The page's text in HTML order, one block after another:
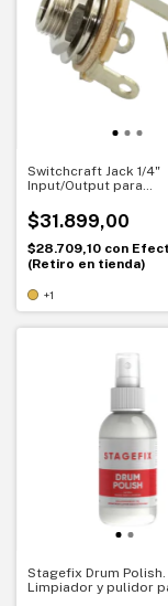
Switchcraft Jack 1/4"
Input/Output para
$31.899,00
$28.709,10 con
(Retiro en tienda)
+1
Stagefix Drum Polish.
Limpiador y pulidor